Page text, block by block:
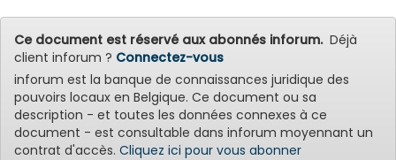
Ce document est réservé aux abonnés inforum.Déjà
client inforum ? Connectez-vous
inforum est la banque de connaissances juridique des
pouvoirs locaux en Belgique. Ce document ou sa
description - et toutes les données connexes à ce
document - est consultable dans inforum moyennant un
contrat d'accès. Cliquez ici pour vous abonner